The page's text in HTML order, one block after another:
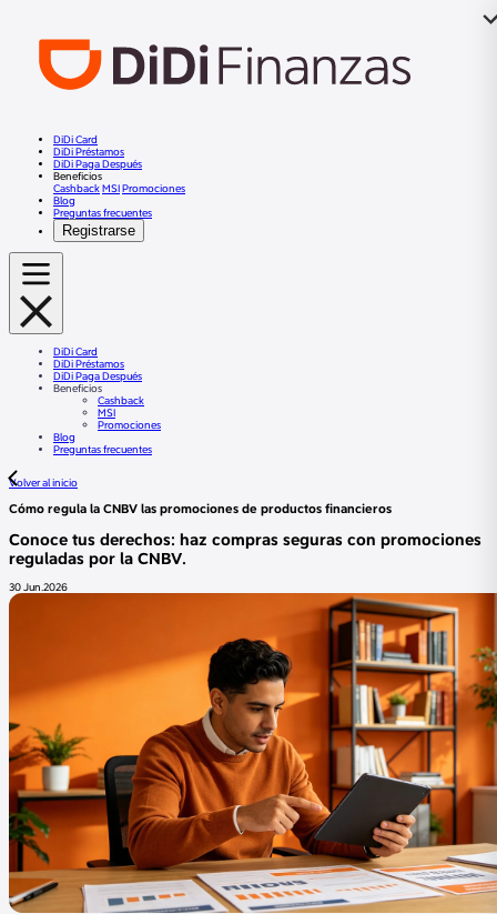
DiDi Card
DiDi Préstamos
DiDi Paga Después
Beneficios
CashbackMSIPromociones
Blog
Preguntas frecuentes
Registrarse
DiDi Card
DiDi Préstamos
DiDi Paga Después
Beneficios
Cashback
MSI
Promociones
Blog
Preguntas frecuentes
Volver al inicio
Cómo regula la CNBV las promociones de productos financieros
Conoce tus derechos: haz compras seguras con promociones
reguladas por la CNBV.
30 Jun.2026